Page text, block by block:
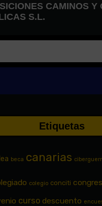
CAMINOS Y
S.L.
Etiquetas
beca canarias
colegio conciti
curso descuento